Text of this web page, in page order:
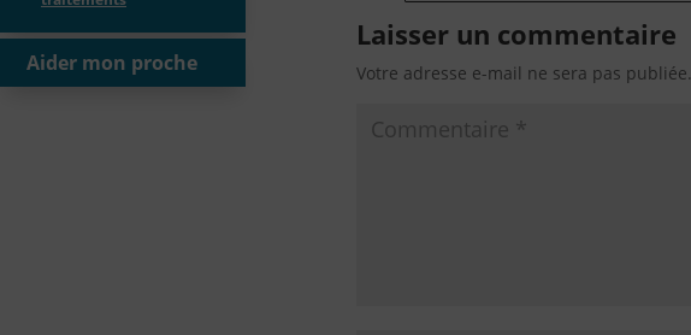
Laisser un commentaire
Votre adresse e-mail ne sera pas publiée.
Aider mon proche